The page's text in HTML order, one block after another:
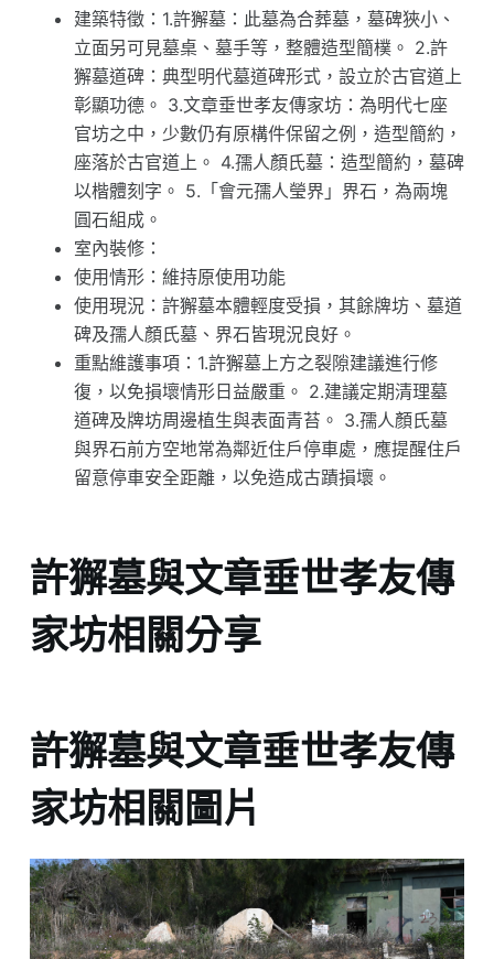
建築特徵：1.許獬墓：此墓為合葬墓，墓碑狹小、
立面另可見墓桌、墓手等，整體造型簡樸。 2.許
獬墓道碑：典型明代墓道碑形式，設立於古官道上
彰顯功德。 3.文章垂世孝友傳家坊：為明代七座
官坊之中，少數仍有原構件保留之例，造型簡約，
座落於古官道上。 4.孺人顏氏墓：造型簡約，墓碑
以楷體刻字。 5.「會元孺人瑩界」界石，為兩塊
圓石組成。
室內裝修：
使用情形：維持原使用功能
使用現況：許獬墓本體輕度受損，其餘牌坊、墓道
碑及孺人顏氏墓、界石皆現況良好。
重點維護事項：1.許獬墓上方之裂隙建議進行修
復，以免損壞情形日益嚴重。 2.建議定期清理墓
道碑及牌坊周邊植生與表面青苔。 3.孺人顏氏墓
與界石前方空地常為鄰近住戶停車處，應提醒住戶
留意停車安全距離，以免造成古蹟損壞。
許獬墓與文章垂世孝友傳
家坊相關分享
許獬墓與文章垂世孝友傳
家坊相關圖片